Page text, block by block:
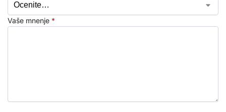
Vaše mnenje *